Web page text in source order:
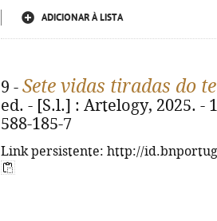
ADICIONAR À LISTA
9 - Sete vidas tiradas do
ed. - [S.l.] : Artelogy, 2025. -
588-185-7
Link persistente: http://